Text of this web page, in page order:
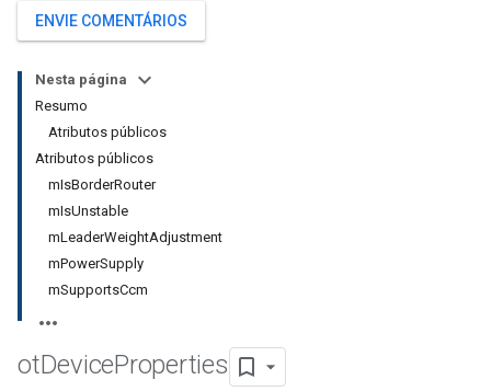
ENVIE COMENTÁRIOS
Nesta página
Resumo
Atributos públicos
Atributos públicos
mIsBorderRouter
mIsUnstable
mLeaderWeightAdjustment
mPowerSupply
mSupportsCcm
otDeviceProperties